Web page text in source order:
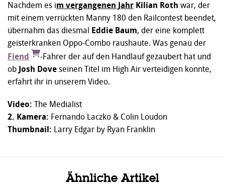
Nachdem es im vergangenen Jahr Kilian Roth war, der
mit einem verrückten Manny 180 den Railcontest beendet,
übernahm das diesmal Eddie Baum, der eine komplett
geisterkranken Oppo-Combo raushaute. Was genau der
Fiend
-Fahrer der auf den Handlauf gezaubert hat und
ob Josh Dove seinen Titel im High Air verteidigen konnte,
erfahrt ihr in unserem Video.
Video: The Medialist
2. Kamera: Fernando Laczko & Colin Loudon
Thumbnail: Larry Edgar by Ryan Franklin
Ähnliche Artikel